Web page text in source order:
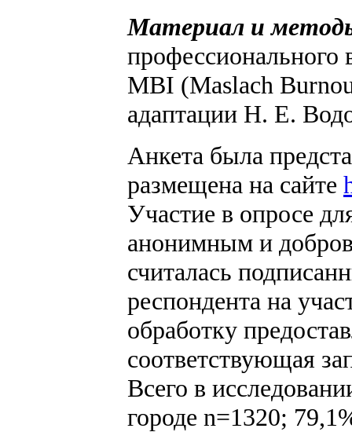
Материал и
профессионального
MBI (Maslach
адаптации Н. Е.
Анкета была
размещена на сайте
Участие в опросе
анонимным и
считалась
респондента на
обработку
соответствующая
Всего в
городе n=1320;